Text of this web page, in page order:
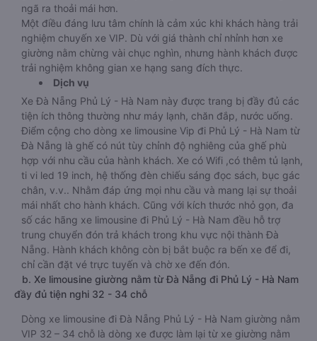
ngã ra thoải mái hơn.
Một điều đáng lưu tâm chính là cảm xúc khi khách hàng trải
nghiệm chuyến xe VIP. Dù với giá thành chỉ nhỉnh hơn xe
giường nằm chừng vài chục nghìn, nhưng hành khách được
trải nghiệm không gian xe hạng sang đích thực.
Dịch vụ
Xe Đà Nẵng Phủ Lý - Hà Nam này được trang bị đầy đủ các
tiện ích thông thường như máy lạnh, chăn đắp, nước uống.
Điểm cộng cho dòng xe limousine Vip đi Phủ Lý - Hà Nam từ
Đà Nẵng là ghế có nút tùy chỉnh độ nghiêng của ghế phù
hợp với nhu cầu của hành khách. Xe có Wifi ,có thêm tủ lạnh,
ti vi led 19 inch, hệ thống đèn chiếu sáng đọc sách, bục gác
chân, v.v.. Nhằm đáp ứng mọi nhu cầu và mang lại sự thoải
mái nhất cho hành khách. Cũng với kích thước nhỏ gọn, đa
số các hãng xe limousine đi Phủ Lý - Hà Nam đều hỗ trợ
trung chuyển đón trả khách trong khu vực nội thành Đà
Nẵng. Hành khách không còn bị bắt buộc ra bến xe để đi,
chỉ cần đặt vé trực tuyến và chờ xe đến đón.
b. Xe limousine giường nằm từ Đà Nẵng đi Phủ Lý - Hà Nam
đầy đủ tiện nghi 32 - 34 chỗ
Dòng xe limousine đi Đà Nẵng Phủ Lý - Hà Nam giường nằm
VIP 32 – 34 chỗ là dòng xe được làm lại từ xe giường nằm